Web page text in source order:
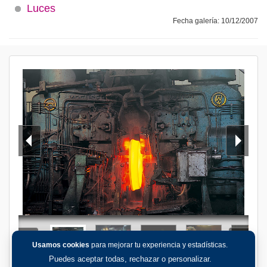
Usamos cookies para mejorar tu experiencia y estadísticas.
Puedes aceptar todas, rechazar o personalizar.
Luces
Fecha galería: 10/12/2007